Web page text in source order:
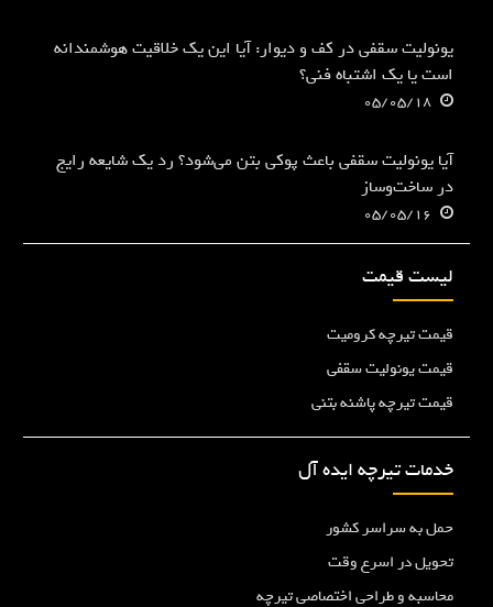
یونولیت سقفی در کف و دیوار: آیا این یک خلاقیت هوشمندانه
است یا یک اشتباه فنی؟
05/05/18
آیا یونولیت سقفی باعث پوکی بتن می‌شود؟ رد یک شایعه رایج
در ساخت‌وساز
05/05/16
لیست قیمت
قیمت تیرچه کرومیت
قیمت یونولیت سقفی
قیمت تیرچه پاشنه بتنی
خدمات تیرچه ایده آل
حمل به سراسر کشور
تحویل در اسرع وقت
محاسبه و طراحی اختصاصی تیرچه